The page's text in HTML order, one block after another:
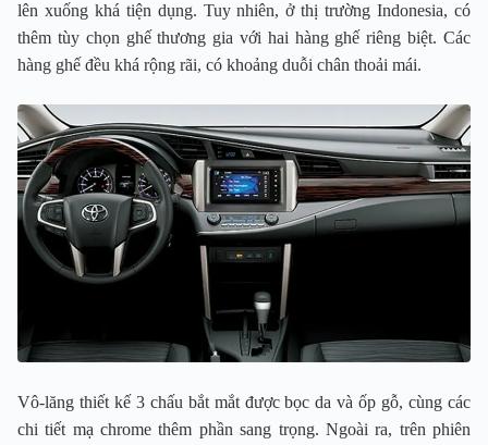
lên xuống khá tiện dụng. Tuy nhiên, ở thị trường Indonesia, có
thêm tùy chọn ghế thương gia với hai hàng ghế riêng biệt. Các
hàng ghế đều khá rộng rãi, có khoảng duỗi chân thoải mái.
Vô-lăng thiết kế 3 chấu bắt mắt được bọc da và ốp gỗ, cùng các
chi tiết mạ chrome thêm phần sang trọng. Ngoài ra, trên phiên